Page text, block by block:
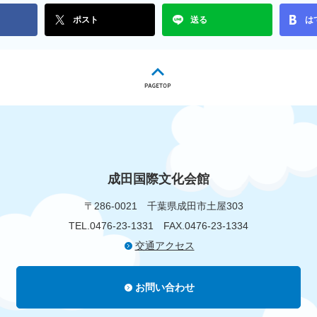
ポスト 送る は
成田国際文化会館
〒286-0021 千葉県成田市土屋303
TEL.0476-23-1331 FAX.0476-23-1334
交通アクセス
お問い合わせ